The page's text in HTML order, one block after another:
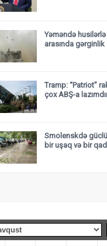
Yəməndə
arasında gərginlik
Tramp: “Patriot”
çox ABŞ-a
Smolenskdə
bir uşaq və bir